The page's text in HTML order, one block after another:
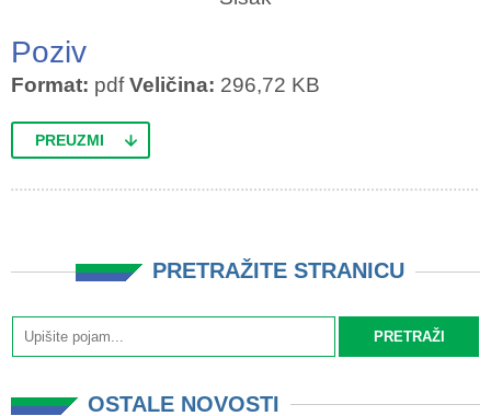
Poziv
Format: pdfVeličina: 296,72 KB
PREUZMI
PRETRAŽITE STRANICU
OSTALE NOVOSTI